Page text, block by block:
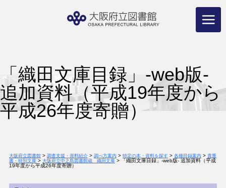
「織田文庫目録」-web版-
追加資料（平成19年度から
平成26年度寄贈）
大阪府立図書館> 調査支援・資料紹介> 調べ方案内 > 特定の本・資料を探す> 各種目録案内 > 貴重
書・特別文庫> 大阪府立中之島図書館蔵 織田文庫>
「織田文庫目録」-web版- 追加資料（平成
19年度から平成26年度寄贈）